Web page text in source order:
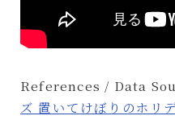
References / Data
ズ 置いてけぼりのホリ